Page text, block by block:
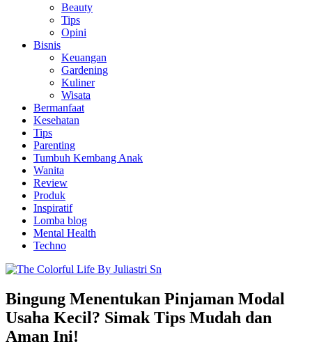
Beauty
Tips
Opini
Bisnis
Keuangan
Gardening
Kuliner
Wisata
Bermanfaat
Kesehatan
Tips
Parenting
Tumbuh Kembang Anak
Wanita
Review
Produk
Inspiratif
Lomba blog
Mental Health
Techno
Bingung Menentukan Pinjaman Modal
Usaha Kecil? Simak Tips Mudah dan
Aman Ini!